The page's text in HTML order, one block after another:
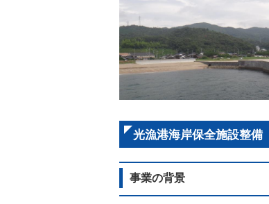
光漁港海岸保全施設整備
事業の背景